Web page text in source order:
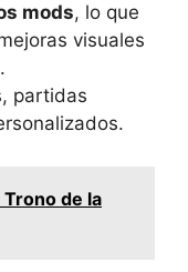
mods, lo que
visuales
partidas
de la